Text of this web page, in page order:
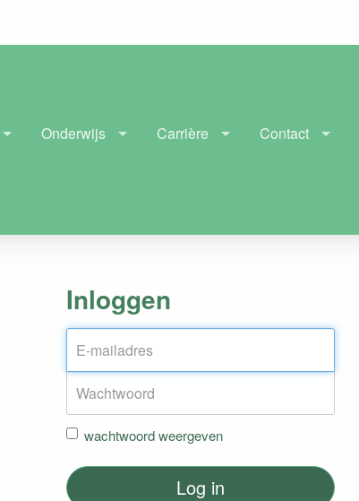
Onderwijs Carrière Contact
Inloggen
wachtwoord weergeven
Log in